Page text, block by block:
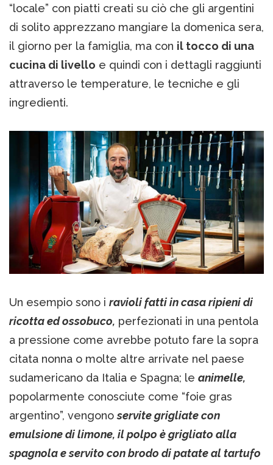
“locale” con piatti creati su ciò che gli argentini
di solito apprezzano mangiare la domenica sera,
il giorno per la famiglia, ma con il tocco di una
cucina di livello e quindi con i dettagli raggiunti
attraverso le temperature, le tecniche e gli
ingredienti.
Un esempio sono i ravioli fatti in casa ripieni di
ricotta ed ossobuco, perfezionati in una pentola
a pressione come avrebbe potuto fare la sopra
citata nonna o molte altre arrivate nel paese
sudamericano da Italia e Spagna; le animelle,
popolarmente conosciute come “foie gras
argentino”, vengonoservite grigliate con
emulsione di limone, il polpo è grigliato alla
spagnola e servito con brodo di patate al tartufo